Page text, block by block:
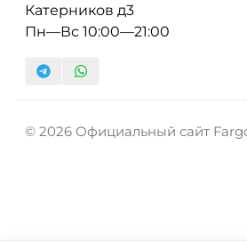
Катерников д3
Пн—Вс 10:00—21:00
© 2026 Официальный сайт